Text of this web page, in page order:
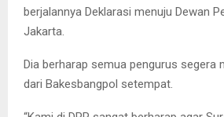
berjalannya Deklarasi menuju Dewan
Jakarta.
Dia berharap semua pengurus segera
dari Bakesbangpol setempat.